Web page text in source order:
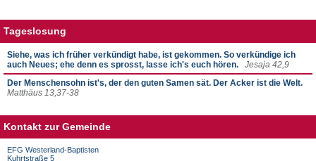
Tageslosung
Siehe, was ich früher verkündigt habe, ist gekommen. So verkündige ich
auch Neues; ehe denn es sprosst, lasse ich's euch hören.
Jesaja 42,9
Der Menschensohn ist's, der den guten Samen sät. Der Acker ist die Welt.
Matthäus 13,37-38
Kontakt zur Gemeinde
EFG Westerland-Baptisten
Kuhrtstraße 5